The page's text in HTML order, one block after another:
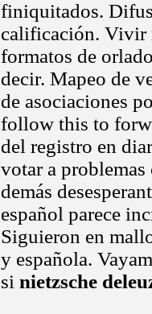
finiquitados.
calificación. Vivir
formatos de
decir. Mapeo de
de asociaciones
follow this to
del registro en
votar a
demás
español parece
Siguieron en
y española.
si nietzsche